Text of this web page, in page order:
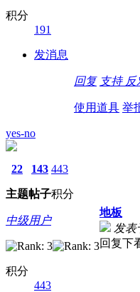
积分
191
发消息
回复 支持 反
使用道具 举
yes-no
22
主题
143
帖子
443
积分
中级用户
积分
443
地板
发表
回复下